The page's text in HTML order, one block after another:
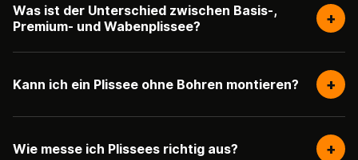
Was ist der Unterschied zwischen Basis-,
Premium- und Wabenplissee?
+
Kann ich ein Plissee ohne Bohren montieren? +
Wie messe ich Plissees richtig aus? +